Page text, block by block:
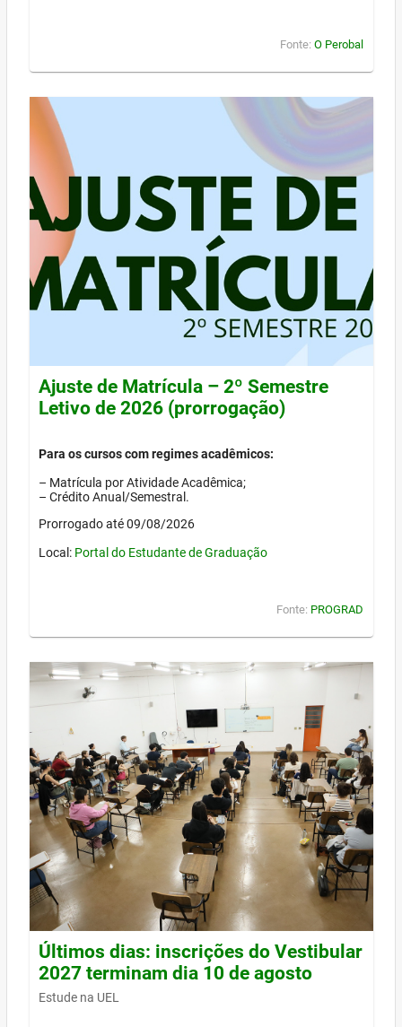
Fonte: O Perobal
Ajuste de Matrícula – 2º Semestre
Letivo de 2026 (prorrogação)
Para os cursos com regimes acadêmicos:
– Matrícula por Atividade Acadêmica;
– Crédito Anual/Semestral.
Prorrogado até 09/08/2026
Local: Portal do Estudante de Graduação
Fonte: PROGRAD
Últimos dias: inscrições do Vestibular
2027 terminam dia 10 de agosto
Estude na UEL